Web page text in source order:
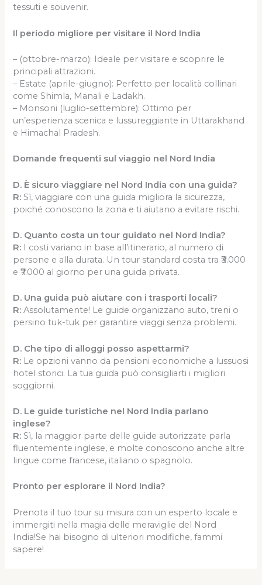
tessuti e souvenir.
Il periodo migliore per visitare il Nord India
– (ottobre-marzo): Ideale per visitare e scoprire le
principali attrazioni.
– Estate (aprile-giugno): Perfetto per località collinari
come Shimla, Manali e Ladakh.
– Monsoni (luglio-settembre): Ottimo per
un’esperienza scenica e lussureggiante in Uttarakhand
e Himachal Pradesh.
Domande frequenti sul viaggio nel Nord India
D. È sicuro viaggiare nel Nord India con una guida?
R: Sì, viaggiare con una guida migliora la sicurezza,
poiché conoscono la zona e ti aiutano a evitare rischi.
D. Quanto costa un tour guidato nel Nord India?
R: I costi variano in base all’itinerario, al numero di
persone e alla durata. Un tour standard costa tra ₹3.000
e ₹7.000 al giorno per una guida privata.
D. Una guida può aiutare con i trasporti locali?
R:Assolutamente! Le guide organizzano auto, treni o
persino tuk-tuk per garantire viaggi senza problemi.
D. Che tipo di alloggi posso aspettarmi?
R: Le opzioni vanno da pensioni economiche a lussuosi
hotel storici. La tua guida può consigliarti i migliori
soggiorni.
D. Le guide turistiche nel Nord India parlano
inglese?
R: Sì, la maggior parte delle guide autorizzate parla
fluentemente inglese, e molte conoscono anche altre
lingue come francese, italiano o spagnolo.
Pronto per esplorare il Nord India?
Prenota il tuo tour su misura con un esperto locale e
immergiti nella magia delle meraviglie del Nord
India!Se hai bisogno di ulteriori modifiche, fammi
sapere!